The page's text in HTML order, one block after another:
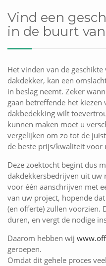
Vind een
in de buurt
Het vinden van de
dakdekker, kan een
in beslag neemt. Zeker
gaan betreffende het
dakbedekking wilt
kunnen maken moet u
vergelijken om zo tot de
de beste prijs/kwaliteit voor
Deze zoektocht begint dus
dakdekkersbedrijven uit uw
voor één aanschrijven met
van uw project, hopende
(en offerte) zullen voorzien.
duren, en vergt de nodige
Daarom hebben wij
geroepen.
Omdat dit gehele proces